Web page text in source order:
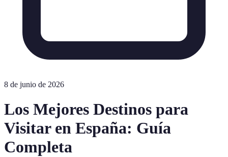
8 de junio de 2026
Los Mejores Destinos para
Visitar en España: Guía
Completa